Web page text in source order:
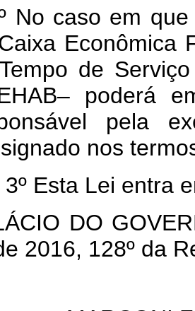
No caso em
Econômica
de
poderá
pela
nos
3º Esta Lei entra
DO
2016, 128º da